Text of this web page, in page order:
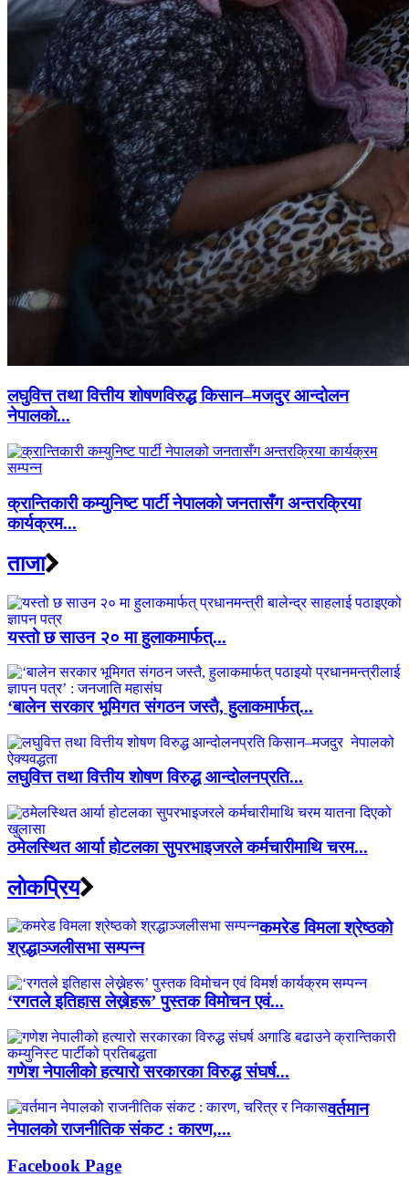
लघुवित्त तथा वित्तीय शोषणविरुद्ध किसान–मजदुर आन्दोलन
नेपालको...
क्रान्तिकारी कम्युनिष्ट पार्टी नेपालको जनतासँग अन्तरक्रिया
कार्यक्रम...
ताजा
यस्तो छ साउन २० मा हुलाकमार्फत्...
‘बालेन सरकार भूमिगत संगठन जस्तै, हुलाकमार्फत्...
लघुवित्त तथा वित्तीय शोषण विरुद्ध आन्दोलनप्रति...
ठमेलस्थित आर्या होटलका सुपरभाइजरले कर्मचारीमाथि चरम...
लाेकप्रिय
कमरेड विमला श्रेष्ठको
श्रद्धाञ्जलीसभा सम्पन्न
‘रगतले इतिहास लेख्नेहरू’ पुस्तक विमोचन एवं...
गणेश नेपालीको हत्यारो सरकारका विरुद्ध संघर्ष...
वर्तमान
नेपालको राजनीतिक संकट : कारण,...
Facebook Page